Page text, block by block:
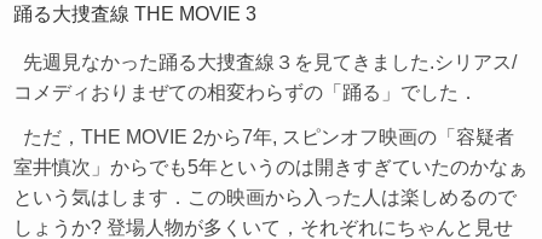
踊る大捜査線 THE MOVIE 3
先週見なかった踊る大捜査線３を見てきました.シリアス/
コメディおりまぜての相変わらずの「踊る」でした．
ただ，THE MOVIE 2から7年, スピンオフ映画の「容疑者
室井慎次」からでも5年というのは開きすぎていたのかなぁ
という気はします．この映画から入った人は楽しめるので
しょうか? 登場人物が多くいて，それぞれにちゃんと見せ